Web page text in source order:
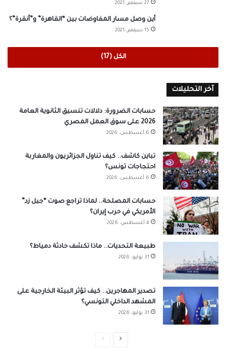
27 سبتمبر، 2021
أين وصل مسار المفاوضات بين “القاهرة” و”أنقرة”؟
15 سبتمبر، 2021
الكل (17)
آخر التحليلات
حسابات الضرورة: دلالات تنسيق الثانوية العامة
2026 على سوق العمل المصري
6 أغسطس، 2026
تباين كاشف.. كيف تناول الجزائريون والمغاربة
احتجاجات تونس؟
6 أغسطس، 2026
حسابات المصلحة.. لماذا تراجع صوت “جيل زد”
الأمريكي في حرب إيران؟
4 أغسطس، 2026
طبيعة التحديات.. ماذا تكشف حادثة دمياط؟
31 يوليو، 2026
تصدير المهاجرين.. كيف تؤثر البيئة الخارجية على
المشهد الداخلي التونسي؟
31 يوليو، 2026
الصفحةالصفحة